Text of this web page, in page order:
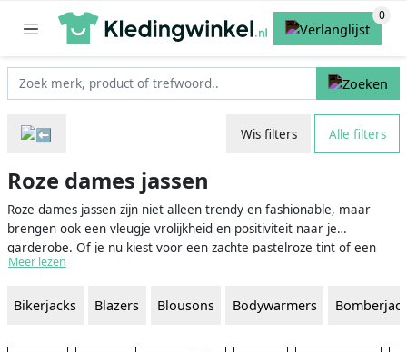
Wis filters Alle filters
Roze dames jassen
Roze dames jassen zijn niet alleen trendy en fashionable, maar
brengen ook een vleugje vrolijkheid en positiviteit naar je
garderobe. Of je nu kiest voor een zachte pastelroze tint of een
opvallend felroze kleur, er is altijd een roze dames jas die perfect
vrouwelijke uitstraling, terwijl je ook warm en comfortabel blijft
Meer lezen
Bikerjacks Blazers Blousons Bodywarmers